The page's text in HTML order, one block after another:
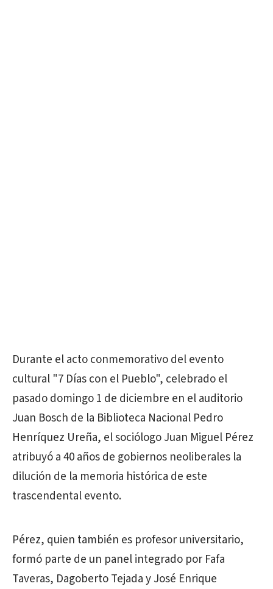
Durante el acto conmemorativo del evento
cultural "7 Días con el Pueblo", celebrado el
pasado domingo 1 de diciembre en el auditorio
Juan Bosch de la Biblioteca Nacional Pedro
Henríquez Ureña, el sociólogo Juan Miguel Pérez
atribuyó a 40 años de gobiernos neoliberales la
dilución de la memoria histórica de este
trascendental evento.
Pérez, quien también es profesor universitario,
formó parte de un panel integrado por Fafa
Taveras, Dagoberto Tejada y José Enrique